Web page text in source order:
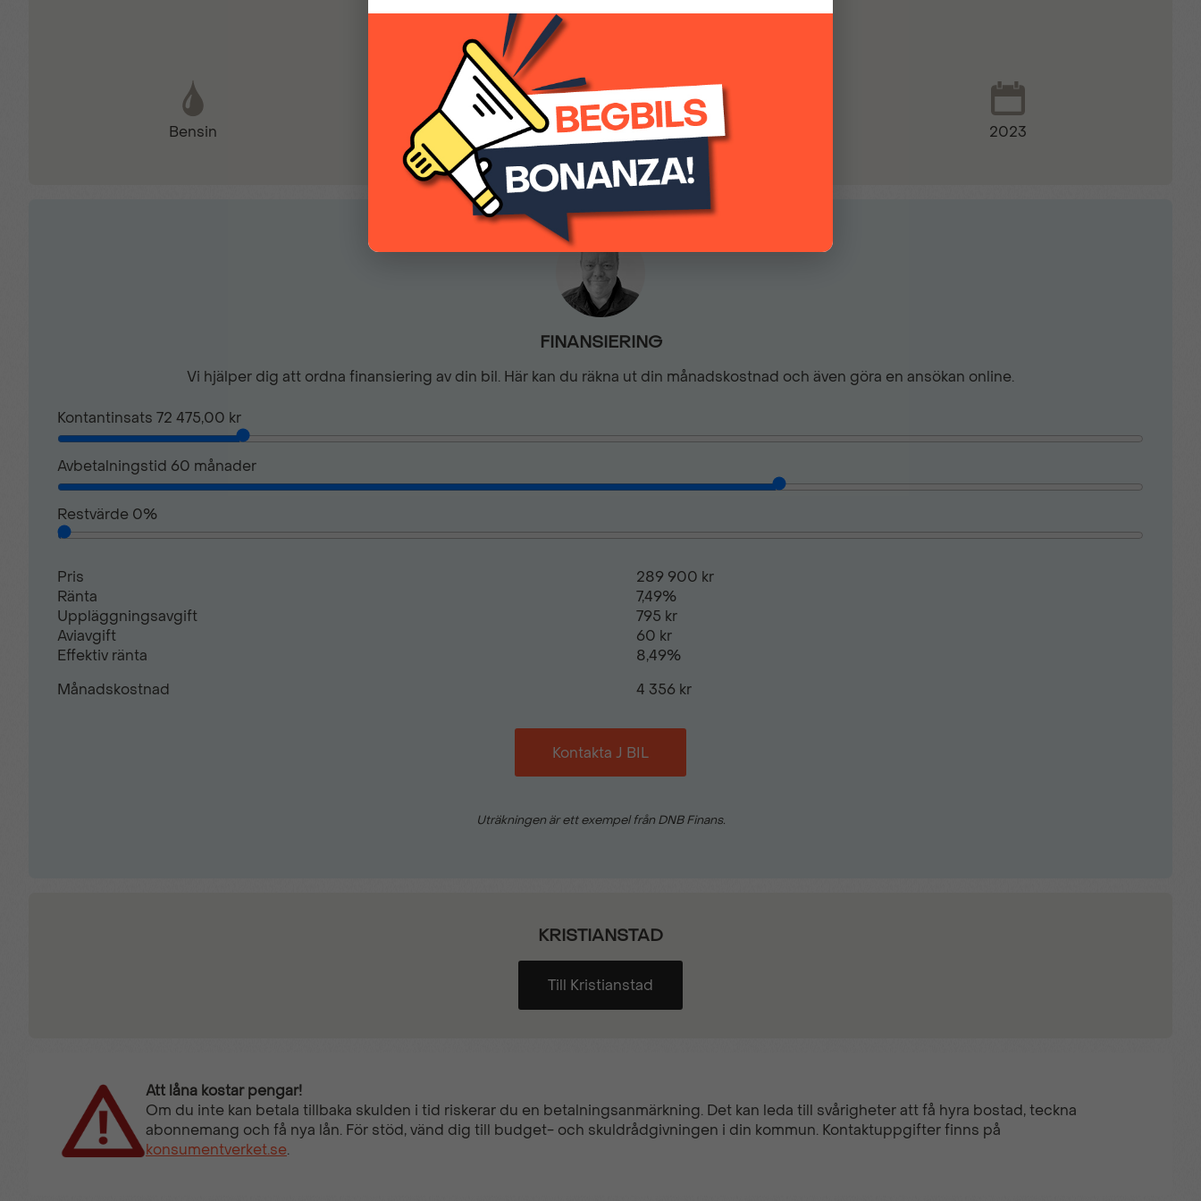
Isofix - Barnstolsfästen KEY LESS - Startsystem
LED-strålkastare
Parkeringssensor bak
Sommarhjul
Stolvärme fram Svensksåld
Takrails
289 900 kr
Bensin Automatisk 4268 2023
FINANSIERING
Vi hjälper dig att ordna finansiering av din bil. Här kan du räkna ut din månadskostnad och även göra en ansökan online.
Kontantinsats 72 475,00 kr
Avbetalningstid 60 månader
Restvärde 0%
Pris
289 900 kr
Ränta
7,49%
Uppläggningsavgift
795 kr
Aviavgift
60 kr
Effektiv ränta
8,49%
Månadskostnad
4 356 kr
Kontakta J BIL
Uträkningen är ett exempel från DNB Finans.
KRISTIANSTAD
Till Kristianstad
Att låna kostar pengar!
Om du inte kan betala tillbaka skulden i tid riskerar du en betalningsanmärkning. Det kan leda till svårigheter att få hyra bostad, teckna
abonnemang och få nya lån. För stöd, vänd dig till budget- och skuldrådgivningen i din kommun. Kontaktuppgifter finns på
konsumentverket.se.